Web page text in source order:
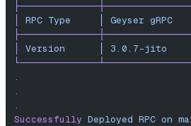
RPC Type Geyser gRPC
Version 3.0.7-jito
.
.
.
Successfully Deployed RPC on